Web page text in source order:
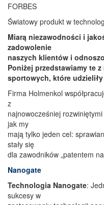
FORBES
Światowy produkt w
Miarą niezawodności i
zadowolenie
naszych klientów i
Poniżej przedstawiamy te
sportowych, które
Firma Holmenkol
z
najnowocześniej
jak my
mają tylko jeden cel:
stały się
dla zawodników „patentem
Nanogate
Technologia Nanogate:
sukcesy w